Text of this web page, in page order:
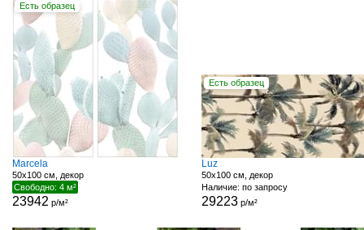
Есть образец
Marcela
50x100 см, декор
Свободно: 4 м²
23942 р/м²
Есть образец
Luz
50x100 см, декор
Наличие: по запросу
29223р/м²